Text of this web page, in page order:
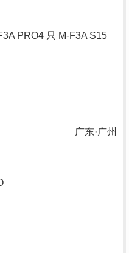
PRO4 只 M-F3A S15
广东·广州